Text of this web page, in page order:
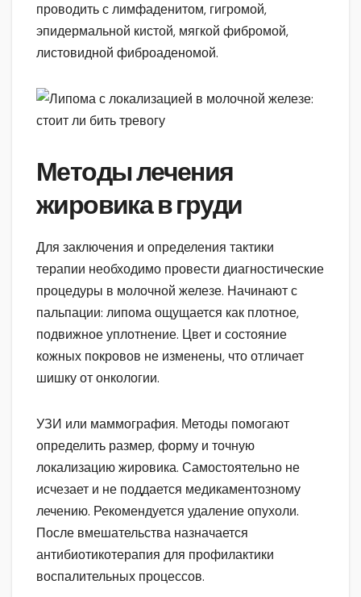
проводить с лимфаденитом, гигромой,
эпидермальной кистой, мягкой фибромой,
листовидной фиброаденомой.
Методы лечения
жировика в груди
Для заключения и определения тактики
терапии необходимо провести диагностические
процедуры в молочной железе. Начинают с
пальпации: липома ощущается как плотное,
подвижное уплотнение. Цвет и состояние
кожных покровов не изменены, что отличает
шишку от онкологии.
УЗИ или маммография. Методы помогают
определить размер, форму и точную
локализацию жировика. Самостоятельно не
исчезает и не поддается медикаментозному
лечению. Рекомендуется удаление опухоли.
После вмешательства назначается
антибиотикотерапия для профилактики
воспалительных процессов.